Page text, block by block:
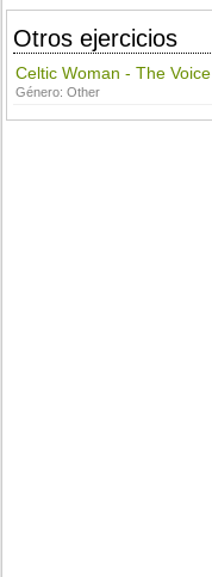
Otros ejercicios
Celtic Woman - The Voice
Género:Other